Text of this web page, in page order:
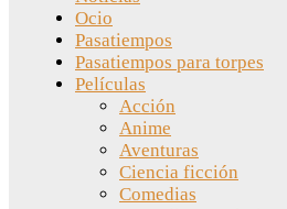
Ocio
Pasatiempos
Pasatiempos para torpes
Películas
Acción
Anime
Aventuras
Ciencia ficción
Comedias